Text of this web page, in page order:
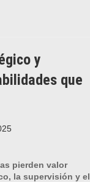
y
que
pierden valor
la supervisión y el